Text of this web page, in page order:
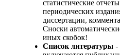
статистические
периодических
диссертации,
Сноски
иных скобок!
Список литературы -